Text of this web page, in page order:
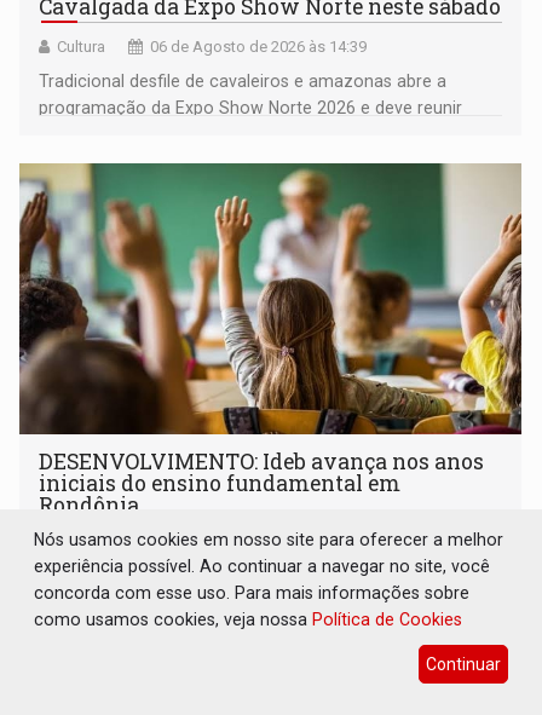
Cavalgada da Expo Show Norte neste sábado
Cultura 06 de Agosto de 2026 às 14:39
Tradicional desfile de cavaleiros e amazonas abre a
programação da Expo Show Norte 2026 e deve reunir
DESENVOLVIMENTO: Ideb avança nos anos
iniciais do ensino fundamental em
Rondônia
Comunidade 06 de Agosto de 2026 às 14:30
Indicadores de 2025 crescem nos anos iniciais do ensino
fundamental e se mantêm nos anos finais; e no ensino
Nós usamos cookies em nosso site para oferecer a melhor
experiência possível. Ao continuar a navegar no site, você
concorda com esse uso. Para mais informações sobre
como usamos cookies, veja nossa Política de Cookies
Continuar